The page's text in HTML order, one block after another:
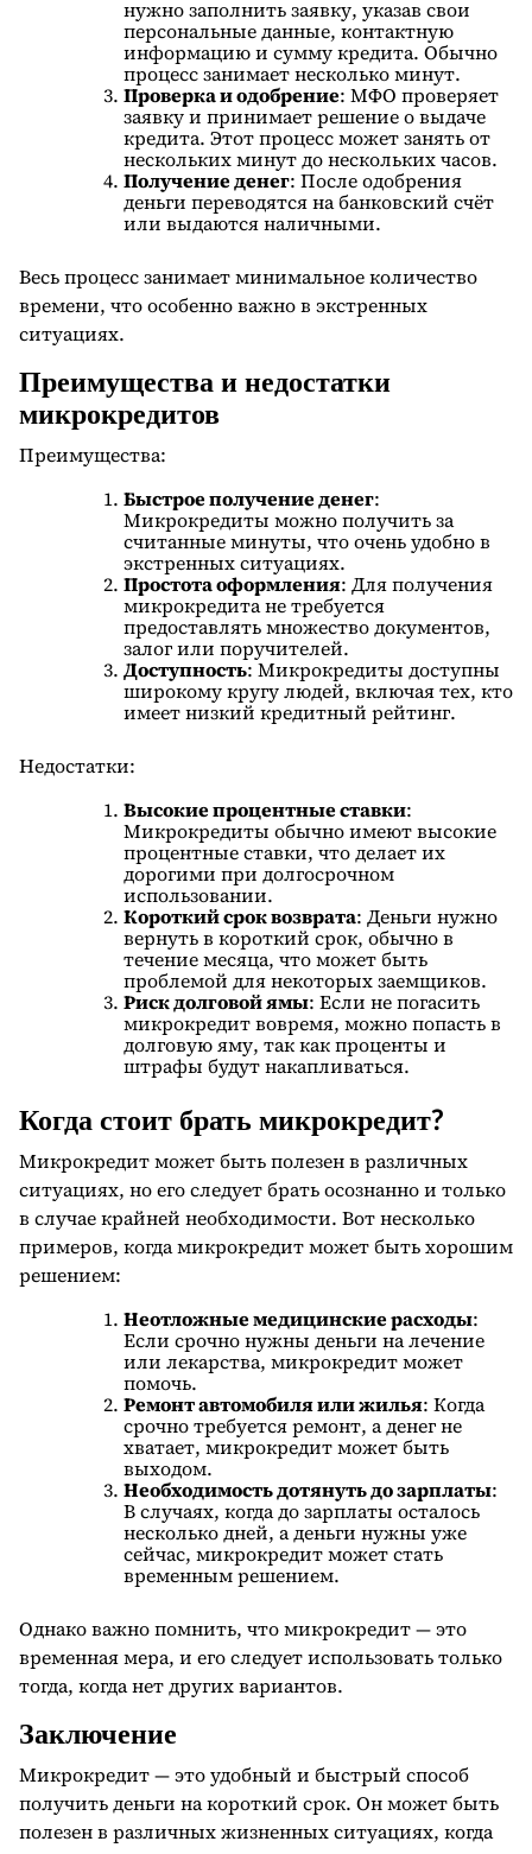
нужно заполнить заявку, указав свои
персональные данные, контактную
информацию и сумму кредита. Обычно
процесс занимает несколько минут.
Проверка и одобрение: МФО проверяет
заявку и принимает решение о выдаче
кредита. Этот процесс может занять от
нескольких минут до нескольких часов.
Получение денег: После одобрения
деньги переводятся на банковский счёт
или выдаются наличными.
Весь процесс занимает минимальное количество
времени, что особенно важно в экстренных
ситуациях.
Преимущества и недостатки
микрокредитов
Преимущества:
Быстрое получение денег:
Микрокредиты можно получить за
считанные минуты, что очень удобно в
экстренных ситуациях.
Простота оформления: Для получения
микрокредита не требуется
предоставлять множество документов,
залог или поручителей.
Доступность: Микрокредиты доступны
широкому кругу людей, включая тех, кто
имеет низкий кредитный рейтинг.
Недостатки:
Высокие процентные ставки:
Микрокредиты обычно имеют высокие
процентные ставки, что делает их
дорогими при долгосрочном
использовании.
Короткий срок возврата: Деньги нужно
вернуть в короткий срок, обычно в
течение месяца, что может быть
проблемой для некоторых заемщиков.
Риск долговой ямы: Если не погасить
микрокредит вовремя, можно попасть в
долговую яму, так как проценты и
штрафы будут накапливаться.
Когда стоит брать микрокредит?
Микрокредит может быть полезен в различных
ситуациях, но его следует брать осознанно и только
в случае крайней необходимости. Вот несколько
примеров, когда микрокредит может быть хорошим
решением:
Неотложные медицинские расходы:
Если срочно нужны деньги на лечение
или лекарства, микрокредит может
помочь.
Ремонт автомобиля или жилья: Когда
срочно требуется ремонт, а денег не
хватает, микрокредит может быть
выходом.
Необходимость дотянуть до зарплаты:
В случаях, когда до зарплаты осталось
несколько дней, а деньги нужны уже
сейчас, микрокредит может стать
временным решением.
Однако важно помнить, что микрокредит — это
временная мера, и его следует использовать только
тогда, когда нет других вариантов.
Заключение
Микрокредит — это удобный и быстрый способ
получить деньги на короткий срок. Он может быть
полезен в различных жизненных ситуациях, когда